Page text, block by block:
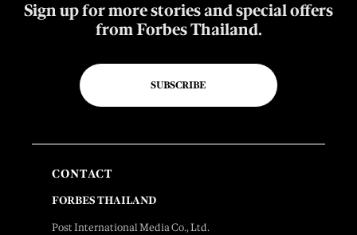
Sign up for more stories and special offers
from Forbes Thailand.
SUBSCRIBE
CONTACT
FORBES THAILAND
Post International Media Co., Ltd.